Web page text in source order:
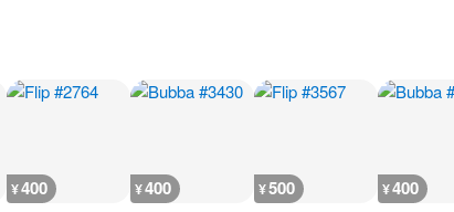
¥400 ¥400 ¥500 ¥400